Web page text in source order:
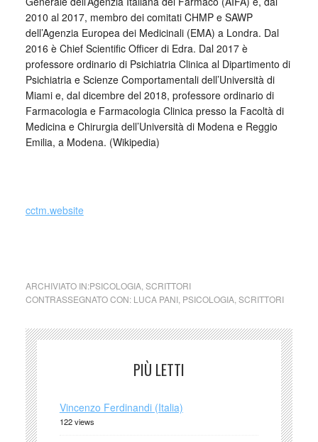
2010 al 2017, membro dei comitati CHMP e SAWP
dell’Agenzia Europea dei Medicinali (EMA) a Londra. Dal
2016 è Chief Scientific Officer di Edra. Dal 2017 è
professore ordinario di Psichiatria Clinica al Dipartimento di
Psichiatria e Scienze Comportamentali dell’Università di
Miami e, dal dicembre del 2018, professore ordinario di
Farmacologia e Farmacologia Clinica presso la Facoltà di
Medicina e Chirurgia dell’Università di Modena e Reggio
Emilia, a Modena. (Wikipedia)
cctm.website
ARCHIVIATO IN:PSICOLOGIA, SCRITTORI
CONTRASSEGNATO CON: LUCA PANI, PSICOLOGIA, SCRITTORI
PIÙ LETTI
Vincenzo Ferdinandi (Italia)
122 views